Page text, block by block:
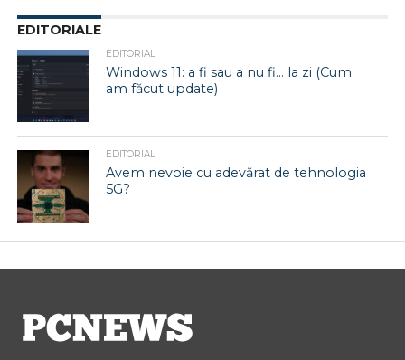
EDITORIALE
EDITORIAL
Windows 11: a fi sau a nu fi… la zi (Cum
am făcut update)
EDITORIAL
Avem nevoie cu adevărat de tehnologia
5G?